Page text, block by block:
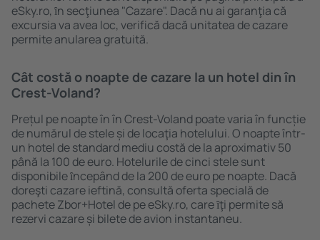
eSky.ro, ȋn secţiunea "Cazare". Dacă nu ai garanţia că
excursia va avea loc, verifică dacă unitatea de cazare
permite anularea gratuită.
Cât costă o noapte de cazare la un hotel din în
Crest-Voland?
Prețul pe noapte în în Crest-Voland poate varia în funcție
de numărul de stele și de locaţia hotelului. O noapte într-
un hotel de standard mediu costă de la aproximativ 50
până la 100 de euro. Hotelurile de cinci stele sunt
disponibile ȋncepând de la 200 de euro pe noapte. Dacă
doreşti cazare ieftină, consultă oferta specială de
pachete Zbor+Hotel de pe eSky.ro, care ȋţi permite să
rezervi cazare și bilete de avion instantaneu.